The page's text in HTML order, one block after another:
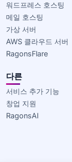
워드프레스 호스팅
메일 호스팅
가상 서버
AWS 클라우드 서버
RagonsFlare
다른
서비스 추가 기능
창업 지원
RagonsAI